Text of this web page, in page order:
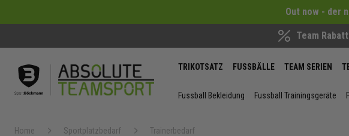
Out now - der
Team
TRIKOTSATZ FUSSBÄLLE TEAM SERIEN
Fussball Bekleidung Fussball Trainingsgeräte
Home Sportplatzbedarf Trainerbedarf